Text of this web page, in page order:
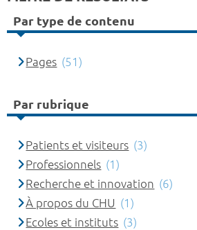
Par type de contenu
Pages (51)
Par rubrique
Patients et visiteurs (3)
Professionnels (1)
Recherche et innovation (6)
À propos du CHU (1)
Ecoles et instituts (3)